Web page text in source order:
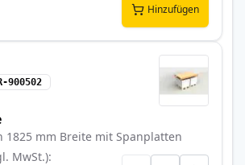
Hinzufügen
900502
1825 mm Breite mit Spanplatten
MwSt.)